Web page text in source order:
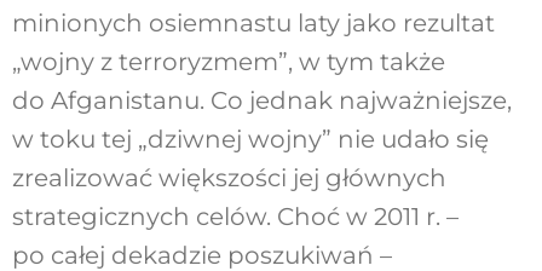
minionych osiemnastu laty jako rezultat
„wojny z terroryzmem”, w tym także
do Afganistanu. Co jednak najważniejsze,
w toku tej „dziwnej wojny” nie udało się
zrealizować większości jej głównych
strategicznych celów. Choć w 2011 r. –
po całej dekadzie poszukiwań –